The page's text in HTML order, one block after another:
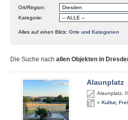
Ort/Region:
Kategorie:
Alles auf einen Blick: Orte und Kategorien
Die Suche nach allen Objekten in
Alaunplatz
Alaunplatz
» Kultur,